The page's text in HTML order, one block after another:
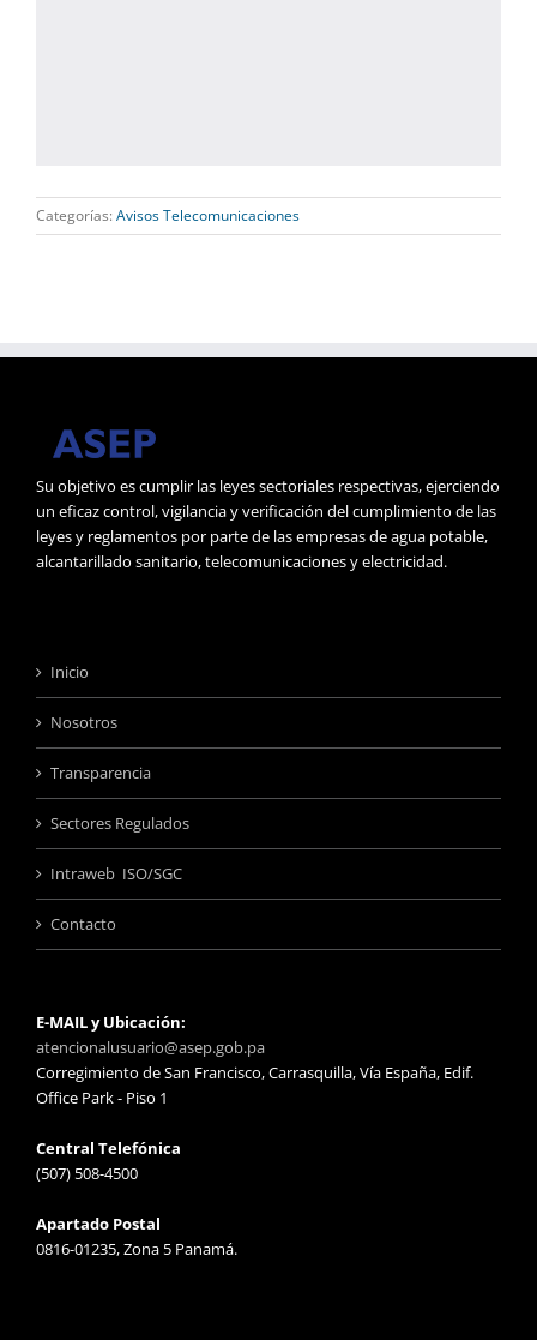
Categorías: Avisos Telecomunicaciones
Su objetivo es cumplir las leyes sectoriales respectivas, ejerciendo
un eficaz control, vigilancia y verificación del cumplimiento de las
leyes y reglamentos por parte de las empresas de agua potable,
alcantarillado sanitario, telecomunicaciones y electricidad.
Inicio
Nosotros
Transparencia
Sectores Regulados
Intraweb ISO/SGC
Contacto
E-MAIL y Ubicación:
atencionalusuario@asep.gob.pa
Corregimiento de San Francisco, Carrasquilla, Vía España, Edif.
Office Park - Piso 1
Central Telefónica
(507) 508-4500
Apartado Postal
0816-01235, Zona 5 Panamá.